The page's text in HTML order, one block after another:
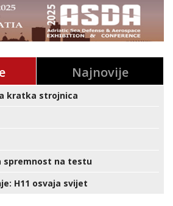
Najnovije
kratka strojnica
spremnost na testu
H11 osvaja svijet